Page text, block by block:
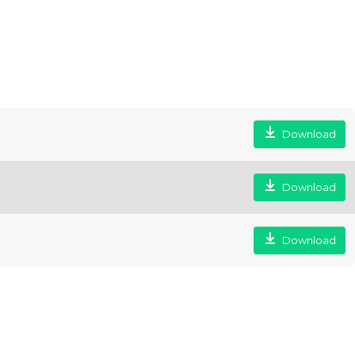
Download
Download
Download